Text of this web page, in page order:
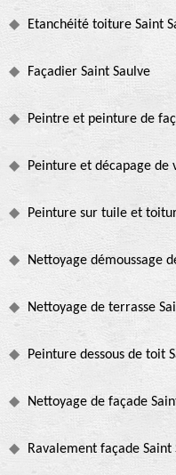
Etanchéité toiture Saint
Façadier Saint Saulve
Peintre et peinture de
Peinture et décapage de
Peinture sur tuile et
Nettoyage démoussage
Nettoyage de terrasse
Peinture dessous de toit
Nettoyage de façade
Ravalement façade Saint